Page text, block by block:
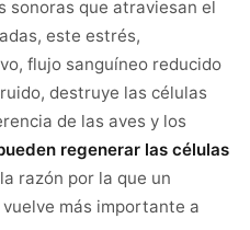
sonoras que atraviesan el
este estrés,
flujo sanguíneo reducido
destruye las células
de las aves y los
regenerar las células
razón por la que un
vuelve más importante a